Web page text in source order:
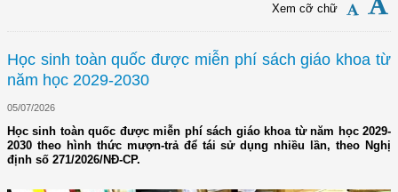
Xem cỡ chữ
Học sinh toàn quốc được miễn phí sách giáo khoa từ
năm học 2029-2030
05/07/2026
Học sinh toàn quốc được miễn phí sách giáo khoa từ năm học 2029-
2030 theo hình thức mượn-trả để tái sử dụng nhiều lần, theo Nghị
định số 271/2026/NĐ-CP.